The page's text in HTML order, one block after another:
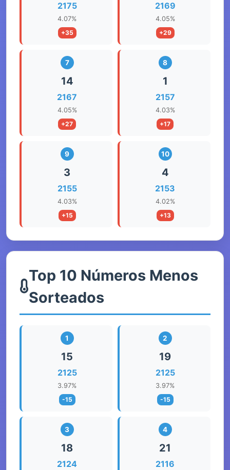
2175
4.07%
+35
2169
4.05%
+29
7
14
2167
4.05%
+27
8
1
2157
4.03%
+17
9
3
2155
4.03%
+15
10
4
2153
4.02%
+13
Top 10 Números Menos
Sorteados
1
15
2125
3.97%
-15
2
19
2125
3.97%
-15
3
18
2124
4
21
2116